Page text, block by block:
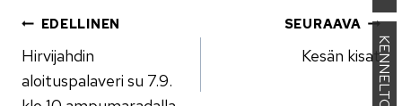
Artikkelien
selaus
EDELLINEN
Hirvijahdin
aloituspalaveri su 7.9.
SEURAAVA
Kesän kisat